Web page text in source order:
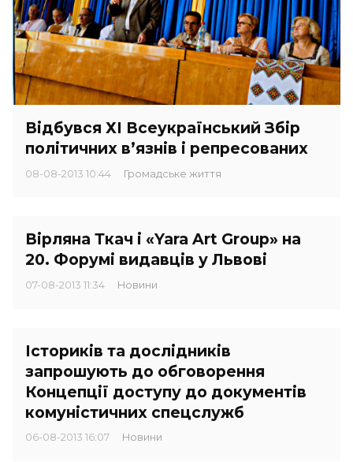
Відбувся ХІ Всеукраїнський Збір
політичних в’язнів і репресованих
08-08-2013 10:44 Громадське життя
Вірляна Ткач і «Yara Art Group» на
20. Форумі видавців у Львові
07-08-2013 11:34 Новини
Істориків та дослідників
запрошують до обговорення
Концепції доступу до документів
комуністичних спецслужб
06-08-2013 16:07 Новини